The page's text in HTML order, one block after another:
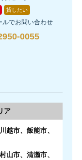
貸したい
ルでお問い合わせ
0055
ア
越市、飯能市、
山市、清瀬市、